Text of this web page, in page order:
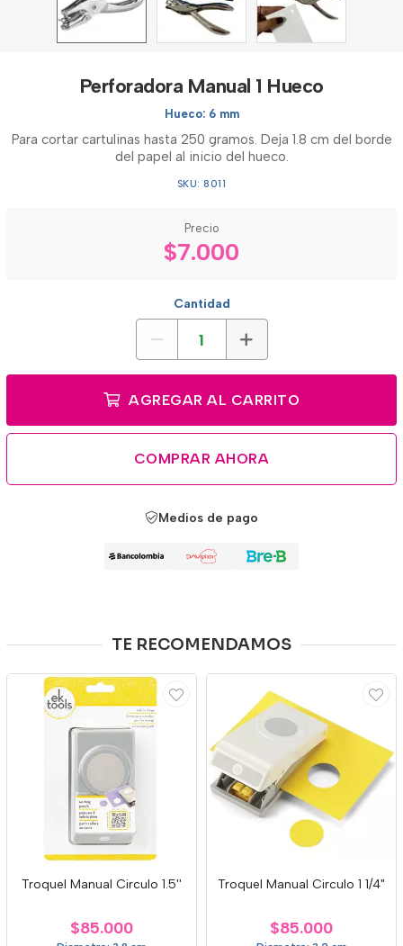
Perforadora Manual 1 Hueco
Hueco: 6 mm
Para cortar cartulinas hasta 250 gramos. Deja 1.8 cm del borde
del papel al inicio del hueco.
SKU: 8011
Precio
$7.000
Cantidad
AGREGAR AL CARRITO
COMPRAR AHORA
Medios de pago
TE RECOMENDAMOS
Troquel Manual Circulo 1.5''
$85.000
Troquel Manual Circulo 1 1/4"
$85.000